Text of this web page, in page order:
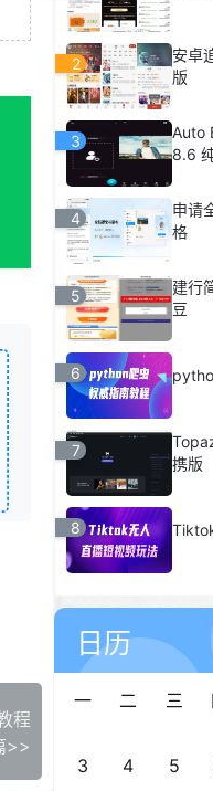
程
>>
2
安卓
版
3
Auto
8.6
4
申请
格
5
建行
豆
6
7
携版
8
日历
一 二 三
3
4 5